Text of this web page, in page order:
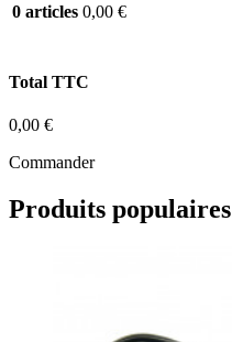
0 articles 0,00 €
Total TTC
0,00 €
Commander
Produits populaires